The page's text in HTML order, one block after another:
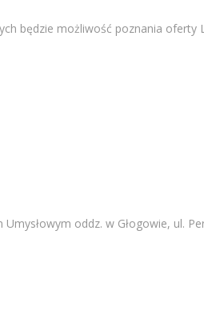
będzie możliwość poznania oferty
oddz. w Głogowie, ul.